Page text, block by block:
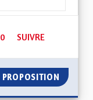
50 ABONNÉS
SUIVRE